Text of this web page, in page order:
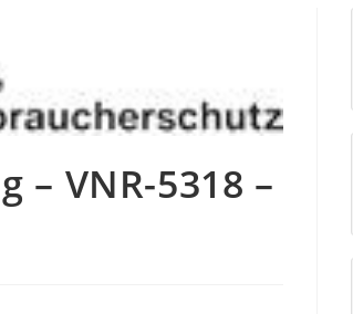
– VNR-5318 –